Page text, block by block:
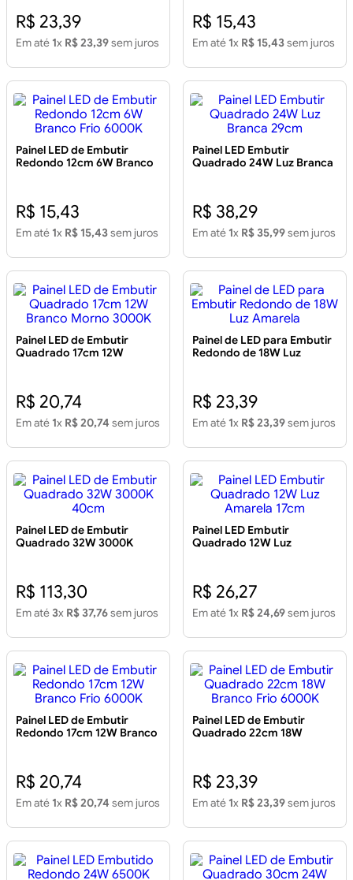
R$ 23,39
Em até 1x R$ 23,39sem juros
R$ 15,43
Em até 1x R$ 15,43sem juros
Painel LED de Embutir
Redondo 12cm 6W Branco
R$ 15,43
Em até 1x R$ 15,43sem juros
Painel LED Embutir
Quadrado 24W Luz Branca
R$ 38,29
Em até 1x R$ 35,99sem juros
Painel LED de Embutir
Quadrado 17cm 12W
R$ 20,74
Em até 1x R$ 20,74 sem juros
Painel de LED para Embutir
Redondo de 18W Luz
R$ 23,39
Em até 1x R$ 23,39sem juros
Painel LED de Embutir
Quadrado 32W 3000K
R$ 113,30
Em até 3x R$ 37,76sem juros
Painel LED Embutir
Quadrado 12W Luz
R$ 26,27
Em até 1x R$ 24,69sem juros
Painel LED de Embutir
Redondo 17cm 12W Branco
R$ 20,74
Em até 1x R$ 20,74 sem juros
Painel LED de Embutir
Quadrado 22cm 18W
R$ 23,39
Em até 1x R$ 23,39sem juros